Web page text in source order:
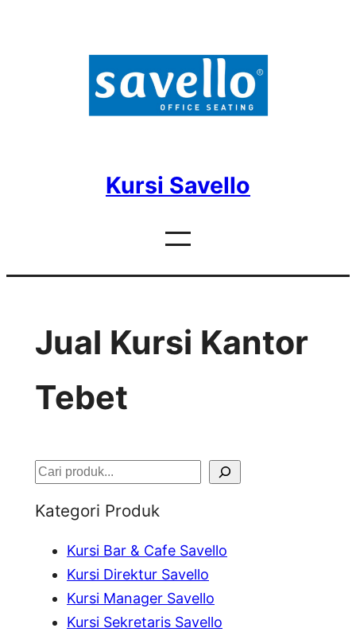
Kursi Savello
Jual Kursi Kantor
Tebet
S
Kategori Produk
Kursi Bar & Cafe Savello
Kursi Direktur Savello
Kursi Manager Savello
Kursi Sekretaris Savello